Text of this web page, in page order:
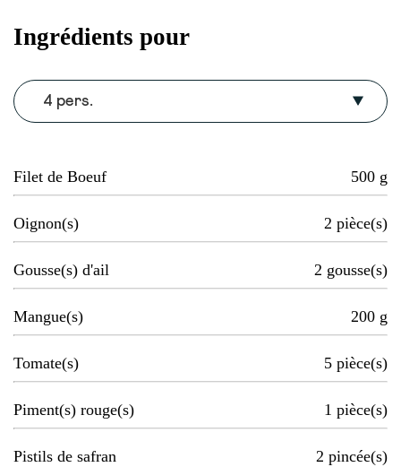
Ingrédients pour
4 pers.
Filet de Boeuf 500 g
Oignon(s) 2 pièce(s)
Gousse(s) d'ail 2 gousse(s)
Mangue(s) 200 g
Tomate(s) 5 pièce(s)
Piment(s) rouge(s) 1 pièce(s)
Pistils de safran 2 pincée(s)